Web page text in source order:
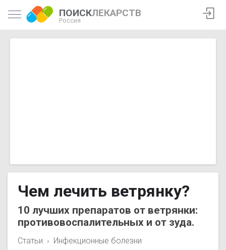
ПОИСКЛЕКАРСТВ
Россия
Чем лечить ветрянку?
10 лучших препаратов от ветрянки:
противовоспалительных и от зуда.
Статьи
Инфекционные болезни